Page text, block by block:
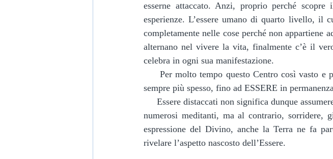
esserne attaccato. Anzi, proprio perché
esperienze. L’essere umano di quarto livello,
completamente nelle cose perché non appartiene
alternano nel vivere la vita, finalmente c’è il
celebra in ogni sua manifestazione.
sempre più spesso, fino ad ESSERE in
numerosi meditanti, ma al contrario, sorridere,
espressione del Divino, anche la Terra ne fa
rivelare l’aspetto nascosto dell’Essere.